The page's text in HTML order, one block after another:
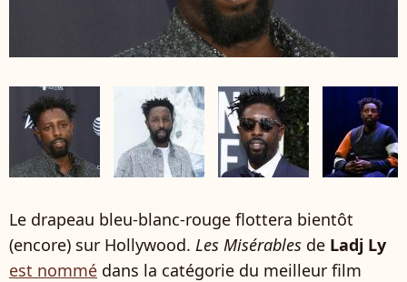
Le drapeau bleu-blanc-rouge flottera bientôt
(encore) sur Hollywood. Les Misérables de Ladj Ly
est nommé dans la catégorie du meilleur film